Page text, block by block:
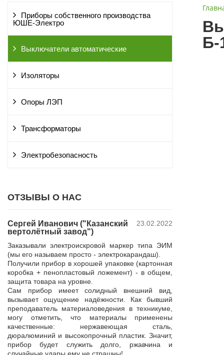
Приборы собственного производства
ЮШЕ-Электро
Выключатели автоматические
Изоляторы
Опоры ЛЭП
Трансформаторы
Электробезопасность
ОТЗЫВЫ О НАС
Сергей Иванович ("Казанский
вертолётный завод")
23.02.2022
Заказывали электроискровой маркер типа ЭИМ
(мы его называем просто - электрокарандаш).
Получили прибор в хорошей упаковке (картонная
коробка + пенопластовый ложемент) - в общем,
защита товара на уровне.
Сам прибор имеет солидный внешний вид,
вызывает ощущение надёжности. Как бывший
преподаватель материаловедения в техникуме,
могу отметить, что материалы применены
качественные: нержавеющая сталь,
дюралюминий и высокопрочный пластик. Значит,
прибор будет служить долго, ржавчина и
Владимир
Компания
110 кВ для
Продукция
Наоборот,
качества,
На
Б-